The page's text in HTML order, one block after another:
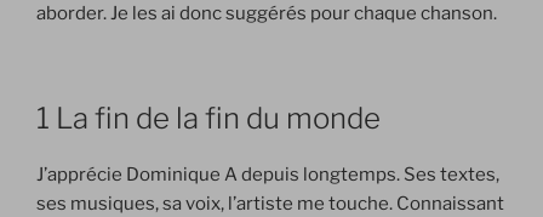
aborder. Je les ai donc suggérés pour chaque chanson.
1 La fin de la fin du monde
J’apprécie Dominique A depuis longtemps. Ses textes,
ses musiques, sa voix, l’artiste me touche. Connaissant